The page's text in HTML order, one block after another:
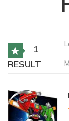
1
RESULT